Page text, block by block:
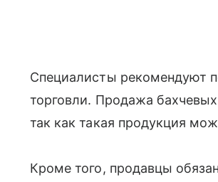
Специалисты рекомендуют
торговли. Продажа
так как такая продукция
Кроме того, продавцы